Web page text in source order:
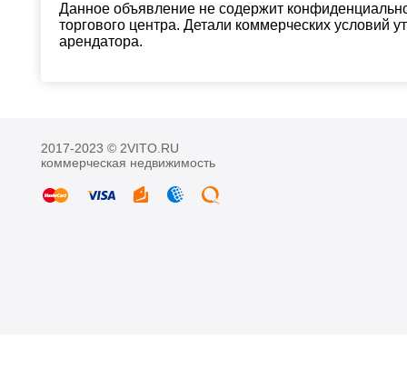
Данное объявление не содержит
торгового центра. Детали коммерческих условий
арендатора.
2017-2023 © 2VITO.RU
коммерческая недвижимость